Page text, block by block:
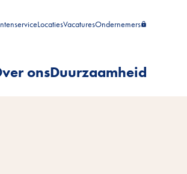
LocatiesVacaturesOndernemers
onsDuurzaamheid